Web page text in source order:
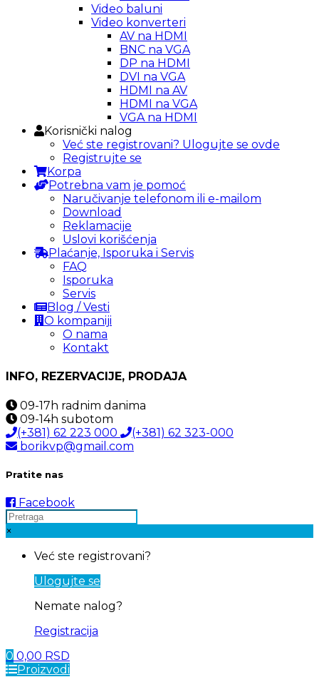
Video baluni
Video konverteri
AV na HDMI
BNC na VGA
DP na HDMI
DVI na VGA
HDMI na AV
HDMI na VGA
VGA na HDMI
Korisnički nalog
Već ste registrovani? Ulogujte se ovde
Registrujte se
Korpa
Potrebna vam je pomoć
Naručivanje telefonom ili e-mailom
Download
Reklamacije
Uslovi korišćenja
Plaćanje, Isporuka i Servis
FAQ
Isporuka
Servis
Blog / Vesti
O kompaniji
O nama
Kontakt
INFO, REZERVACIJE, PRODAJA
09-17h radnim danima
09-14h subotom
(+381) 62 223 000
(+381) 62 323-000
borikvp@gmail.com
Pratite nas
Facebook
×
Već ste registrovani?
Ulogujte se
Nemate nalog?
Registracija
0 0,00 RSD
Proizvodi